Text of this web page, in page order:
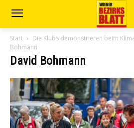
Start Die Klubs demonstrieren beim
Bohmann
David Bohmann